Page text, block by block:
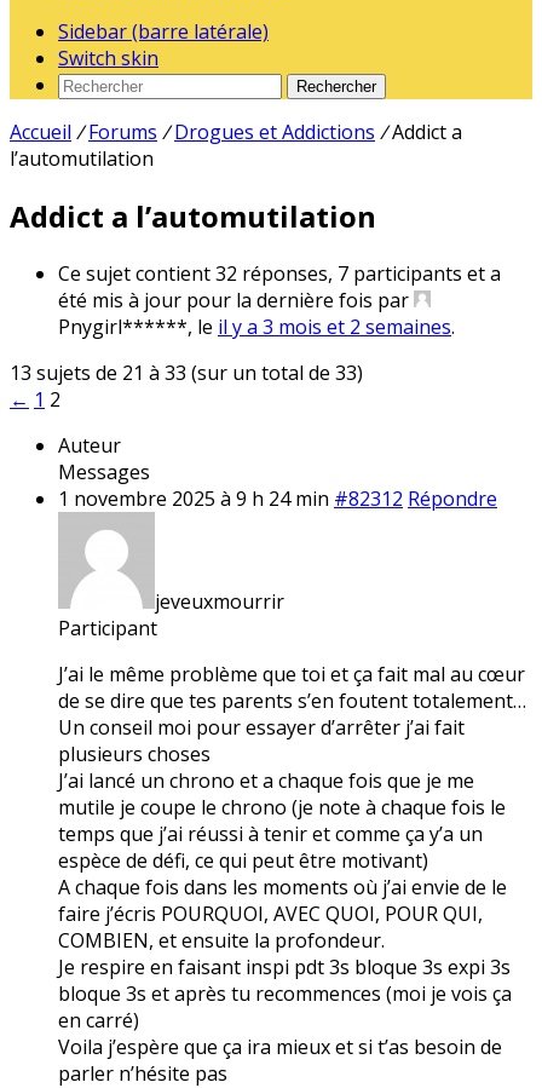
Sidebar (barre latérale)
Switch skin
Rechercher
Accueil / Forums / Drogues et Addictions /Addict a
l’automutilation
Addict a l’automutilation
Ce sujet contient 32 réponses, 7 participants et a
été mis à jour pour la dernière fois par
Pnygirl******, le il y a 3 mois et 2 semaines.
13 sujets de 21 à 33 (sur un total de 33)
← 1 2
Auteur
Messages
1 novembre 2025 à 9 h 24 min #82312 Répondre
jeveuxmourrir
Participant
J’ai le même problème que toi et ça fait mal au cœur
de se dire que tes parents s’en foutent totalement…
Un conseil moi pour essayer d’arrêter j’ai fait
plusieurs choses
J’ai lancé un chrono et a chaque fois que je me
mutile je coupe le chrono (je note à chaque fois le
temps que j’ai réussi à tenir et comme ça y’a un
espèce de défi, ce qui peut être motivant)
A chaque fois dans les moments où j’ai envie de le
faire j’écris POURQUOI, AVEC QUOI, POUR QUI,
COMBIEN, et ensuite la profondeur.
Je respire en faisant inspi pdt 3s bloque 3s expi 3s
bloque 3s et après tu recommences (moi je vois ça
en carré)
Voila j’espère que ça ira mieux et si t’as besoin de
parler n’hésite pas